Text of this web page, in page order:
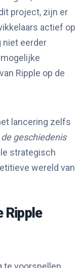
project, zijn er
actief op
niet eerder
Ripple op de
lancering zelfs
geschiedenis
strategisch
wereld van
Ripple